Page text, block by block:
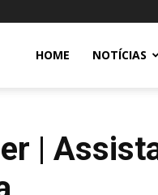
HOME NOTÍCIAS
|